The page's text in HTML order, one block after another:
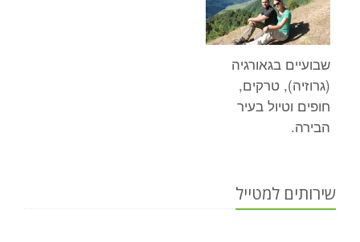
שבועיים בגאורגיה
(גרוזיה), טרקים,
חופים וטיול בעיר
הבירה.
שירותים למטייל